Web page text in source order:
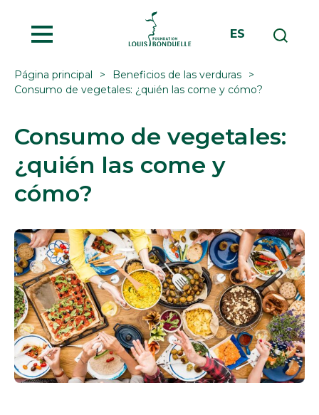
ES
Página principal
Beneficios de las verduras
Consumo de vegetales: ¿quién las come y cómo?
Consumo de vegetales:
¿quién las come y
cómo?